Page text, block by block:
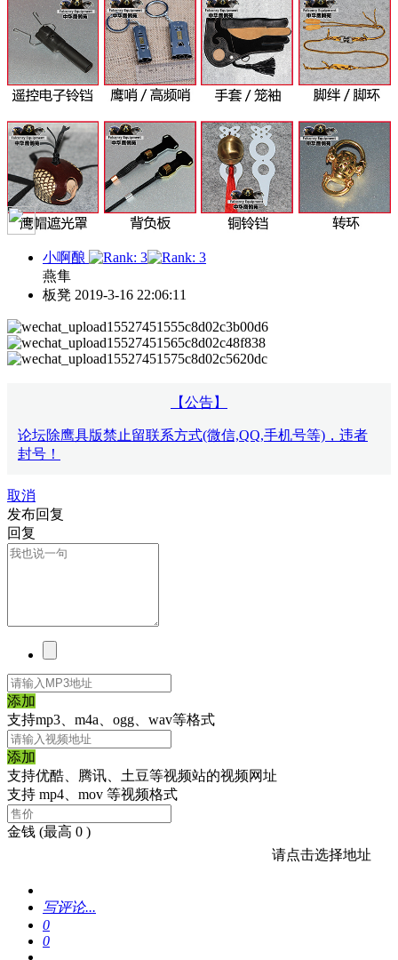
小啊酿
燕隼
板凳 2019-3-16 22:06:11
【公告】
论坛除鹰具版禁止留联系方式(微信,QQ,手机号等)，违者
封号！
取消
发布回复
回复
添加
支持mp3、m4a、ogg、wav等格式
添加
支持优酷、腾讯、土豆等视频站的视频网址
支持 mp4、mov 等视频格式
金钱 (最高 0 )
请点击选择地址
写评论...
0
0